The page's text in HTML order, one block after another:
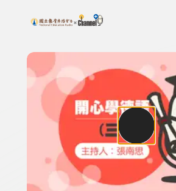
上方功能區塊
搜尋關鍵字：可輸入節目名稱、主